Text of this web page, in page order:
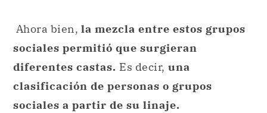
Ahora bien, la mezcla entre estos grupos
sociales permitió que surgieran
diferentes castas. Es decir, una
clasificación de personas o grupos
sociales a partir de su linaje.